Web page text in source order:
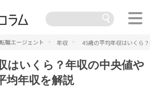
職エージェント 年収 45歳の平均年収はいくら
はいくら？年収の中央値や
均年収を解説